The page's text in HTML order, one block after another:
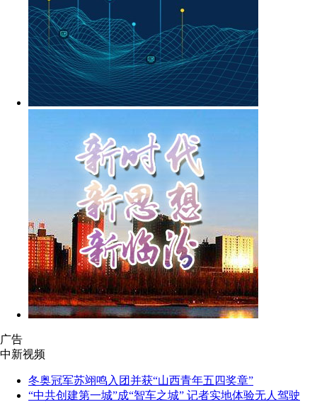
广告
中新视频
冬奥冠军苏翊鸣入团并获“山西青年五四奖章”
“中共创建第一城”成“智车之城” 记者实地体验无人驾驶